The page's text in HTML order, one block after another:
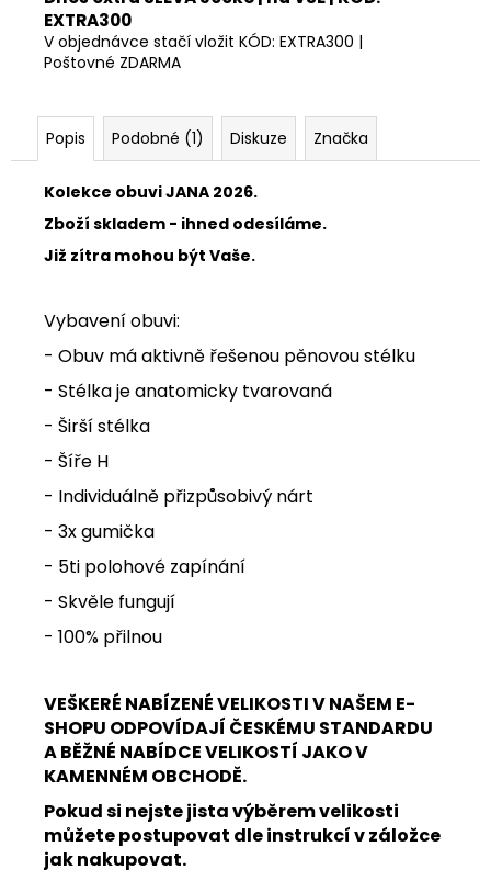
EXTRA300
V objednávce stačí vložit KÓD: EXTRA300 |
Poštovné ZDARMA
Popis Podobné (1) Diskuze Značka
Kolekce obuvi JANA 2026.
Zboží skladem - ihned odesíláme.
Již zítra mohou být Vaše.
Vybavení obuvi:
- Obuv má aktivně řešenou pěnovou stélku
- Stélka je anatomicky tvarovaná
- Širší stélka
- Šíře H
- Individuálně přizpůsobivý nárt
- 3x gumička
- 5ti polohové zapínání
- Skvěle fungují
- 100% přilnou
VEŠKERÉ NABÍZENÉ VELIKOSTI V NAŠEM E-
SHOPU ODPOVÍDAJÍ ČESKÉMU STANDARDU
A BĚŽNÉ NABÍDCE VELIKOSTÍ JAKO V
KAMENNÉM OBCHODĚ.
Pokud si nejste jista výběrem velikosti
můžete postupovat dle instrukcí v záložce
jak nakupovat.